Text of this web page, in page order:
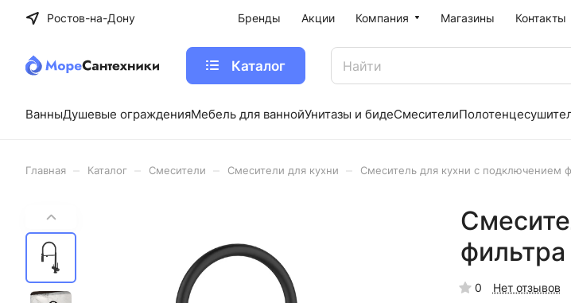
Ростов-на-Дону Бренды Акции Компания Магазины Контакты
Каталог
ВанныДушевые огражденияМебель для ваннойУнитазы и бидеСмесители
Главная Каталог Cмесители Смесители для кухни Смеситель для кухни с подключением
0 Нет отзывов